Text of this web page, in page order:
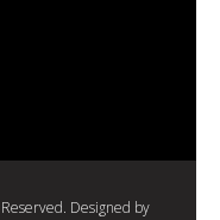
Designed by